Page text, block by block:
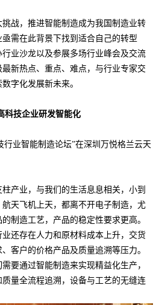
战，推进智能制造成为我国制造业转
需在此背景下找到适合自己的转型
业沙龙以及参展多场行业峰会及交流
新热点、重点、难点，与行业专家交
字化发展新未来。
科技企业研发智能化
行业智能制造论坛”在深圳万悦格兰云天
产业，与我们的生活息息相关，小到
天飞机上天，都离不开电子制造，尤
制造工艺，产品的稳定性要求更高。
还存在人力和原材料成本上升，交货
客户的价格产品及质量追溯等压力。
要通过智能制造来实现精益化生产，
量全流程追溯，设备与工艺的无缝连